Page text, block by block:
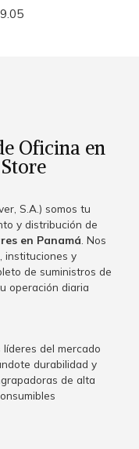
Oficina en
S.A.) somos tu
y distribución de
en Panamá . Nos
instituciones y
de suministros de
operación diaria
del mercado
durabilidad y
de alta